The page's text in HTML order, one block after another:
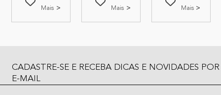
Mais
Mais
Mais
CADASTRE-SE E RECEBA DICAS E NOVIDADES POR
E-MAIL